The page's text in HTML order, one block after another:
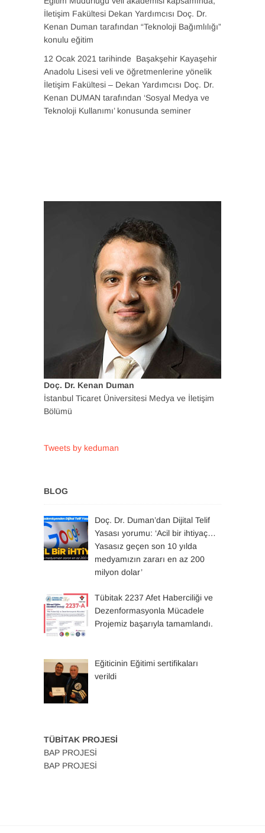
İletişim Fakültesi Dekan Yardımcısı Doç. Dr.
Kenan Duman tarafından “Teknoloji Bağımlılığı”
konulu eğitim
12 Ocak 2021 tarihinde Başakşehir Kayaşehir
Anadolu Lisesi veli ve öğretmenlerine yönelik
İletişim Fakültesi – Dekan Yardımcısı Doç. Dr.
Kenan DUMAN tarafından ‘Sosyal Medya ve
Teknoloji Kullanımı’ konusunda seminer
Doç. Dr. Kenan Duman
İstanbul Ticaret Üniversitesi Medya ve İletişim
Bölümü
Tweets by keduman
BLOG
Doç. Dr. Duman’dan Dijital Telif
Yasası yorumu: ‘Acil bir ihtiyaç…
Yasasız geçen son 10 yılda
medyamızın zararı en az 200
milyon dolar’
Tübitak 2237 Afet Haberciliği ve
Dezenformasyonla Mücadele
Projemiz başarıyla tamamlandı.
Eğiticinin Eğitimi sertifikaları
verildi
TÜBİTAK PROJESİ
BAP PROJESİ
BAP PROJESİ